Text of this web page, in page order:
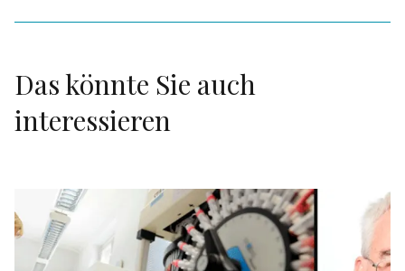
Das könnte Sie auch
interessieren